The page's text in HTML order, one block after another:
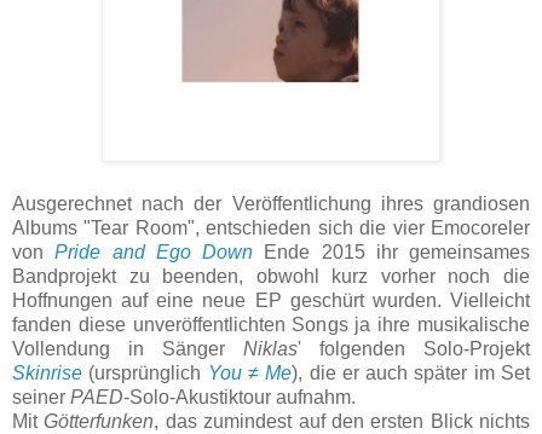
Ausgerechnet nach der Veröffentlichung ihres grandiosen
Albums "Tear Room", entschieden sich die vier Emocoreler
vonPride and Ego Down Ende 2015 ihr gemeinsames
Bandprojekt zu beenden, obwohl kurz vorher noch die
Hoffnungen auf eine neue EP geschürt wurden. Vielleicht
fanden diese unveröffentlichten Songs ja ihre musikalische
Vollendung in Sänger Niklas' folgenden Solo-Projekt
Skinrise (ursprünglich You ≠ Me), die er auch später im Set
seiner PAED-Solo-Akustiktour aufnahm.
MitGötterfunken, das zumindest auf den ersten Blick nichts